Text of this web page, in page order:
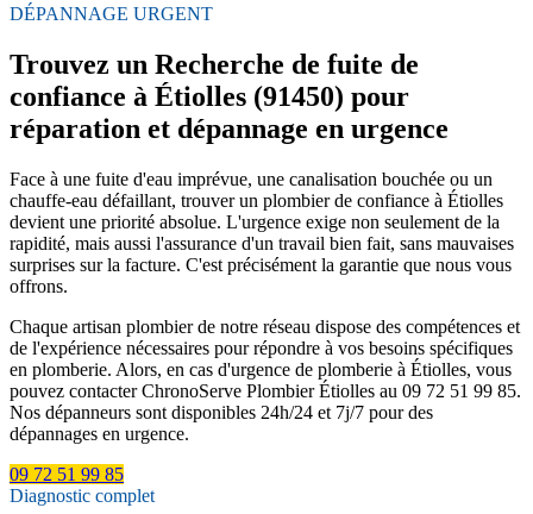
DÉPANNAGE URGENT
Trouvez un Recherche de fuite de
confiance à Étiolles (91450) pour
réparation et dépannage en urgence
Face à une fuite d'eau imprévue, une canalisation bouchée ou un
chauffe-eau défaillant, trouver un plombier de confiance à Étiolles
devient une priorité absolue. L'urgence exige non seulement de la
rapidité, mais aussi l'assurance d'un travail bien fait, sans mauvaises
surprises sur la facture. C'est précisément la garantie que nous vous
offrons.
Chaque artisan plombier de notre réseau dispose des compétences et
de l'expérience nécessaires pour répondre à vos besoins spécifiques
en plomberie. Alors, en cas d'urgence de plomberie à Étiolles, vous
pouvez contacter ChronoServe Plombier Étiolles au 09 72 51 99 85.
Nos dépanneurs sont disponibles 24h/24 et 7j/7 pour des
dépannages en urgence.
09 72 51 99 85
Diagnostic complet